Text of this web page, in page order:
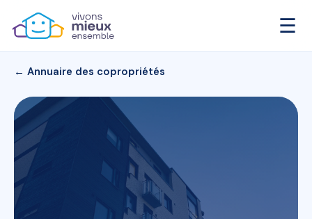
☰
← Annuaire des copropriétés